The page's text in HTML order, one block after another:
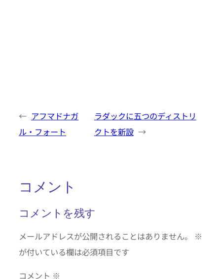
← アフマドナガ
ル・フォート
ラダックに五つのディストリ
クトを新設 →
コメント
コメントを残す
メールアドレスが公開されることはありません。
※
が付いている欄は必須項目です
コメント ※